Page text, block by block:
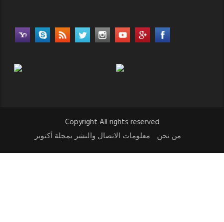
Copyright All rights reserved
من نحن
معلومات الاتصال والنشر بمجلة أكتوبر